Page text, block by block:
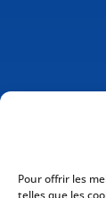
Pour offrir les
telles que les